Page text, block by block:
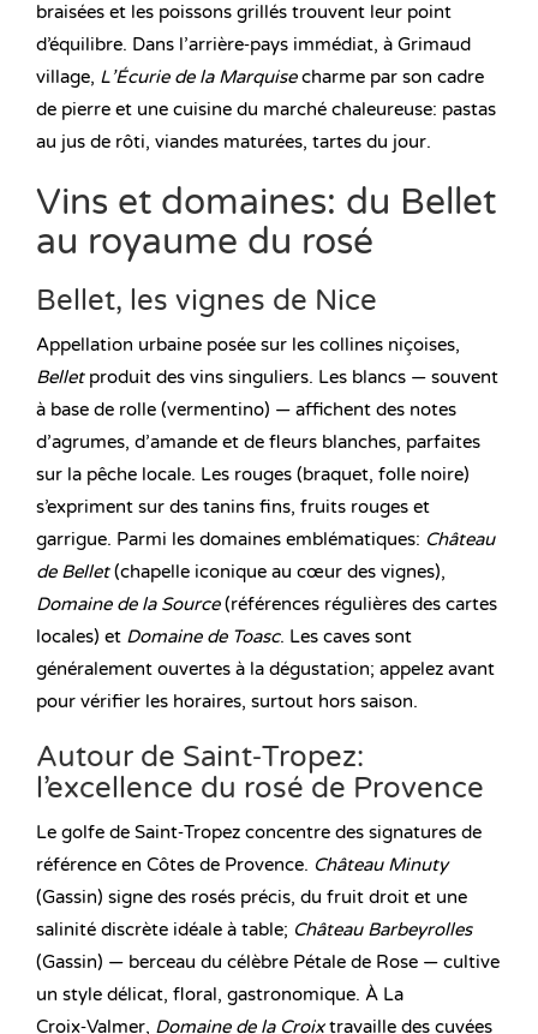
braisées et les poissons grillés trouvent leur point
d’équilibre. Dans l’arrière‑pays immédiat, à Grimaud
village, L’Écurie de la Marquisecharme par son cadre
de pierre et une cuisine du marché chaleureuse: pastas
au jus de rôti, viandes maturées, tartes du jour.
Vins et domaines: du Bellet
au royaume du rosé
Bellet, les vignes de Nice
Appellation urbaine posée sur les collines niçoises,
Belletproduit des vins singuliers. Les blancs — souvent
à base de rolle (vermentino) — affichent des notes
d’agrumes, d’amande et de fleurs blanches, parfaites
sur la pêche locale. Les rouges (braquet, folle noire)
s’expriment sur des tanins fins, fruits rouges et
garrigue. Parmi les domaines emblématiques: Château
de Bellet(chapelle iconique au cœur des vignes),
Domaine de la Source(références régulières des cartes
locales) et Domaine de Toasc. Les caves sont
généralement ouvertes à la dégustation; appelez avant
pour vérifier les horaires, surtout hors saison.
Autour de Saint‑Tropez:
l’excellence du rosé de Provence
Le golfe de Saint‑Tropez concentre des signatures de
référence en Côtes de Provence. Château Minuty
(Gassin) signe des rosés précis, du fruit droit et une
salinité discrète idéale à table; Château Barbeyrolles
(Gassin) — berceau du célèbre Pétale de Rose — cultive
un style délicat, floral, gastronomique. À La
Croix‑Valmer, Domaine de la Croixtravaille des cuvées